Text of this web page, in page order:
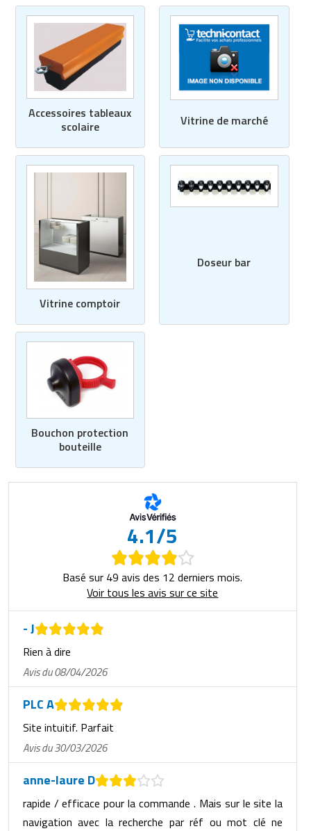
Accessoires tableaux
scolaire
Vitrine de marché
Vitrine comptoir
Doseur bar
Bouchon protection
bouteille
4.1/5
Basé sur 49 avis des 12 derniers mois.
Voir tous les avis sur ce site
- J
Rien à dire
Avis du 08/04/2026
PLC A
Site intuitif. Parfait
Avis du 30/03/2026
anne-laure D
rapide / efficace pour la commande . Mais sur le site la
navigation avec la recherche par réf ou mot clé ne